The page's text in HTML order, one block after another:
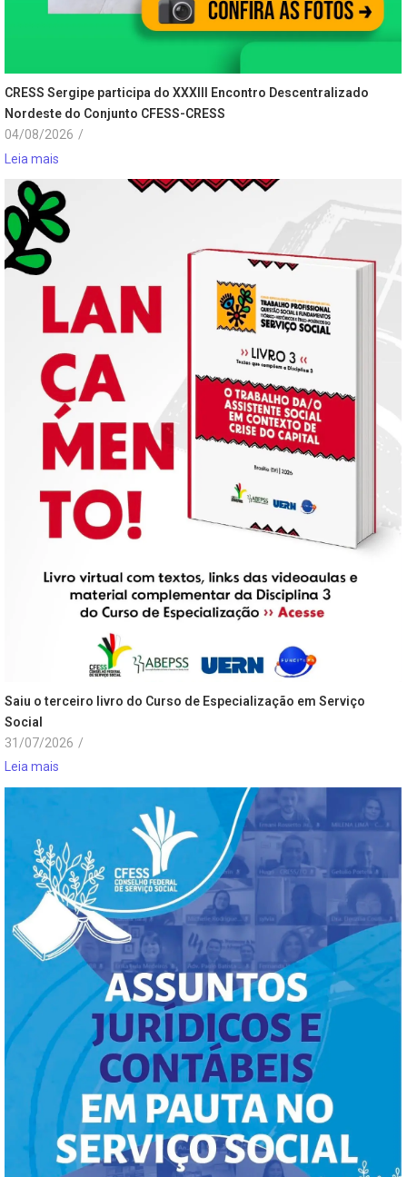
CRESS Sergipe participa do XXXIII Encontro Descentralizado
Nordeste do Conjunto CFESS-CRESS
04/08/2026 /
Leia mais
Saiu o terceiro livro do Curso de Especialização em Serviço
Social
31/07/2026 /
Leia mais